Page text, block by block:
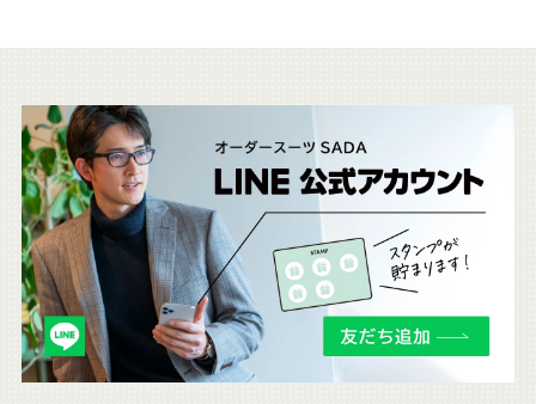
こ
ち
ら
も
チ
ェ